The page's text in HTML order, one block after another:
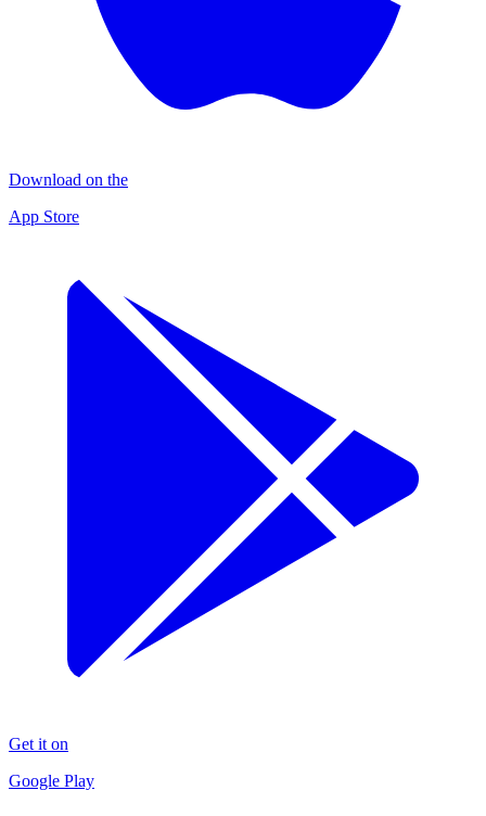
Download on the
App Store
Get it on
Google Play